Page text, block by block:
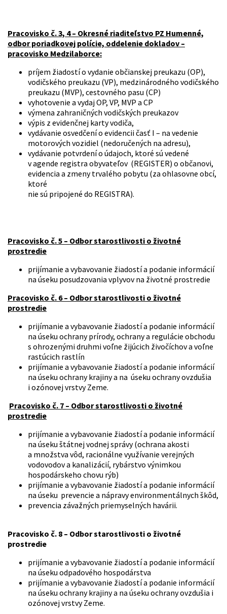
Pracovisko č. 3, 4 – Okresné riaditeľstvo PZ Humenné,
odbor poriadkovej polície, oddelenie dokladov –
pracovisko Medzilaborce:
príjem žiadostí o vydanie občianskej preukazu (OP),
vodičského preukazu (VP), medzinárodného vodičského
preukazu (MVP), cestovného pasu (CP)
vyhotovenie a vydaj OP, VP, MVP a CP
výmena zahraničných vodičských preukazov
výpis z evidenčnej karty vodiča,
vydávanie osvedčení o evidencii časť I – na vedenie
motorových vozidiel (nedoručených na adresu),
vydávanie potvrdení o údajoch, ktoré sú vedené
v agende registra obyvateľov (REGISTER) o občanovi,
evidencia a zmeny trvalého pobytu (za ohlasovne obcí,
ktoré
nie sú pripojené do REGISTRA).
Pracovisko č. 5 – Odbor starostlivosti o životné
prostredie
prijímanie a vybavovanie žiadostí a podanie informácií
na úseku posudzovania vplyvov na životné prostredie
Pracovisko č. 6 – Odbor starostlivosti o životné
prostredie
prijímanie a vybavovanie žiadostí a podanie informácií
na úseku ochrany prírody, ochrany a regulácie obchodu
s ohrozenými druhmi voľne žijúcich živočíchov a voľne
rastúcich rastlín
prijímanie a vybavovanie žiadostí a podanie informácií
na úseku ochrany krajiny a na úseku ochrany ovzdušia
i ozónovej vrstvy Zeme.
Pracovisko č. 7 – Odbor starostlivosti o životné
prostredie
prijímanie a vybavovanie žiadostí a podanie informácií
na úseku štátnej vodnej správy (ochrana akosti
a množstva vôd, racionálne využívanie verejných
vodovodov a kanalizácií, rybárstvo výnimkou
hospodárskeho chovu rýb)
prijímanie a vybavovanie žiadostí a podanie informácií
na úseku prevencie a nápravy environmentálnych škôd,
prevencia závažných priemyselných havárii.
Pracovisko č. 8 – Odbor starostlivosti o životné
prostredie
prijímanie a vybavovanie žiadostí a podanie informácií
na úseku odpadového hospodárstva
prijímanie a vybavovanie žiadostí a podanie informácií
na úseku ochrany krajiny a na úseku ochrany ovzdušia i
ozónovej vrstvy Zeme.